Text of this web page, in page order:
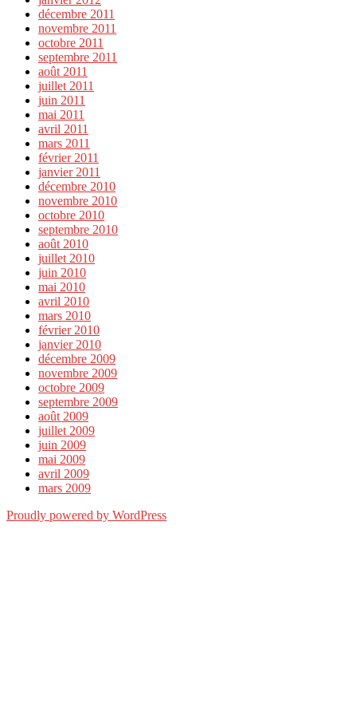
décembre 2011
novembre 2011
octobre 2011
septembre 2011
août 2011
juillet 2011
juin 2011
mai 2011
avril 2011
mars 2011
février 2011
janvier 2011
décembre 2010
novembre 2010
octobre 2010
septembre 2010
août 2010
juillet 2010
juin 2010
mai 2010
avril 2010
mars 2010
février 2010
janvier 2010
décembre 2009
novembre 2009
octobre 2009
septembre 2009
août 2009
juillet 2009
juin 2009
mai 2009
avril 2009
mars 2009
Proudly powered by WordPress